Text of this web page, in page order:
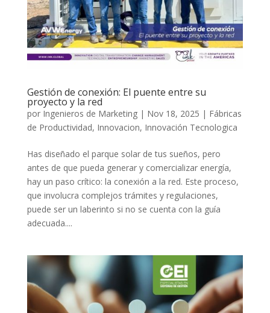
Gestión de conexión: El puente entre su
proyecto y la red
por Ingenieros de Marketing| Nov 18, 2025 | Fábricas
de Productividad, Innovacion, Innovación Tecnologica
Has diseñado el parque solar de tus sueños, pero
antes de que pueda generar y comercializar energía,
hay un paso crítico: la conexión a la red. Este proceso,
que involucra complejos trámites y regulaciones,
puede ser un laberinto si no se cuenta con la guía
adecuada....